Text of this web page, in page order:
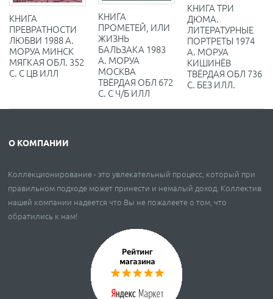
КНИГА
ПРЕВРАТНОСТИ
ЛЮБВИ 1988 А.
МОРУА МИНСК
МЯГКАЯ ОБЛ. 352
С. С ЦВ ИЛЛ
КНИГА
ПРОМЕТЕЙ, ИЛИ
ЖИЗНЬ
БАЛЬЗАКА 1983
А. МОРУА
МОСКВА
ТВЁРДАЯ ОБЛ 672
С. С Ч/Б ИЛЛ
КНИГА ТРИ
ДЮМА.
ЛИТЕРАТУРНЫЕ
ПОРТРЕТЫ 1974
А. МОРУА
КИШИНЁВ
ТВЁРДАЯ ОБЛ 736
С. БЕЗ ИЛЛ.
О КОМПАНИИ
Коллекционирование - это увлекательный процесс, который при
правильном подходе может принести и немалый доход. Коллектив
нашей компании надеется что Вы не пожалеете о том, что
обратились к нам!